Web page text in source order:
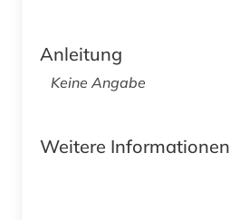
Anleitung
Keine Angabe
Weitere Informationen